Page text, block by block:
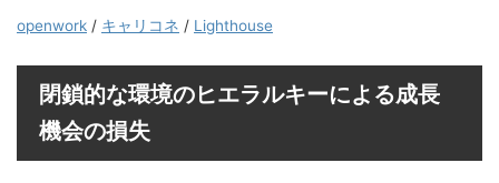
openwork / キャリコネ / Lighthouse
閉鎖的な環境のヒエラルキーによる成長
機会の損失